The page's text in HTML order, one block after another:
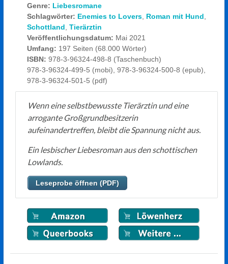
Genre: Liebesromane
Schlagwörter: Enemies to Lovers, Roman mit Hund,
Schottland, Tierärztin
Veröffentlichungsdatum: Mai 2021
Umfang: 197 Seiten (68.000 Wörter)
ISBN: 978-3-96324-498-8 (Taschenbuch)
978-3-96324-499-5 (mobi), 978-3-96324-500-8 (epub),
978-3-96324-501-5 (pdf)
Wenn eine selbstbewusste Tierärztin und eine
arrogante Großgrundbesitzerin
aufeinandertreffen, bleibt die Spannung nicht aus.
Ein lesbischer Liebesroman aus den schottischen
Lowlands.
Leseprobe öffnen (PDF)